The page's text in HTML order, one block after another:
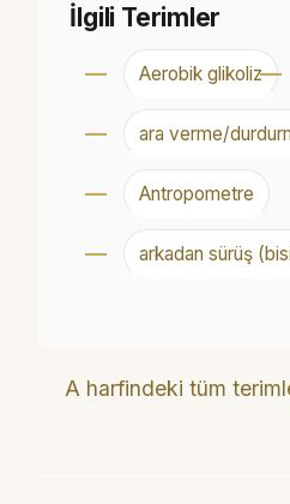
İlgili Terimler
Aerobik glikoliz
ara verme/
Antropometre
arkadan sürüş
A harfindeki tüm